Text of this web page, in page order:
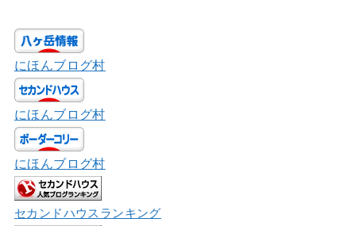
にほんブログ村
にほんブログ村
にほんブログ村
セカンドハウスランキング